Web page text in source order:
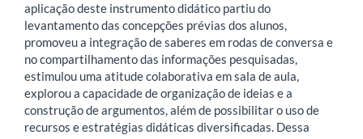
aplicação deste instrumento didático partiu do
levantamento das concepções prévias dos alunos,
promoveu a integração de saberes em rodas de conversa e
no compartilhamento das informações pesquisadas,
estimulou uma atitude colaborativa em sala de aula,
explorou a capacidade de organização de ideias e a
construção de argumentos, além de possibilitar o uso de
recursos e estratégias didáticas diversificadas. Dessa